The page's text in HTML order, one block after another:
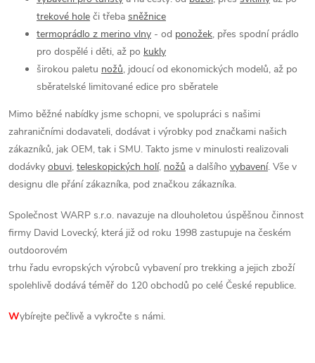
trekové hole či třeba sněžnice
termoprádlo z merino vlny - od ponožek, přes spodní prádlo
pro dospělé i děti, až po kukly
širokou paletu nožů, jdoucí od ekonomických modelů, až po
sběratelské limitované edice pro sběratele
Mimo běžné nabídky jsme schopni, ve spolupráci s našimi
zahraničními dodavateli, dodávat i výrobky pod značkami našich
zákazníků, jak OEM, tak i SMU. Takto jsme v minulosti realizovali
dodávky obuvi, teleskopických holí, nožů a dalšího vybavení. Vše v
designu dle přání zákazníka, pod značkou zákazníka.
Společnost WARP s.r.o. navazuje na dlouholetou úspěšnou činnost
firmy David Lovecký, která již od roku 1998 zastupuje na českém
outdoorovém
trhu řadu evropských výrobců vybavení pro trekking a jejich zboží
spolehlivě dodává téměř do 120 obchodů po celé České republice.
Wybírejte pečlivě a vykročte s námi.